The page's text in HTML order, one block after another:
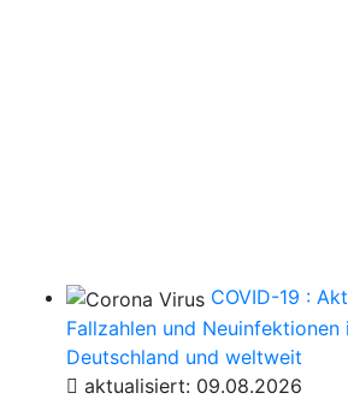
COVID-19 :
Fallzahlen und Neuinfektionen
Deutschland und weltweit
aktualisiert: 09.08.2026